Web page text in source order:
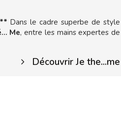
Dans le cadre superbe de style
Me, entre les mains expertes de
Découvrir Je the...me